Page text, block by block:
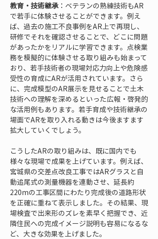
教育・技術継承：ベテランの熟練技術もAR
で若手に体験させることができます。例え
ば、過去の施工不良事例をAR上で再現し、
研修でそれを確認させることで、どこに問題
があったかをリアルに学習できます。点検業
務を模擬的に体験させる取り組みも始まって
おり、若手技術者の現場対応力向上や危険感
受性の育成にARが活用されています。さら
に、完成模型のAR展示を見せることで土木
技術への理解を深めるといった広報・啓発的
な活用例もあります。若手育成や技術継承の
場面でARを取り入れる動きは今後ますます
拡大していくでしょう。
こうしたARの取り組みは、既に国内でも
様々な現場で成果を上げています。例えば、
宮城県の交差点改良工事ではARグラスと自
動追尾式の測量機器を連動させ、延長約
220mの工事区間にわたり完成後の道路形状
を正確に重ねて表示しました。その結果、現
場検査で出来形のズレを素早く把握でき、近
隣住民への完成イメージ説明も容易になるな
ど、大きな効果を上げました。